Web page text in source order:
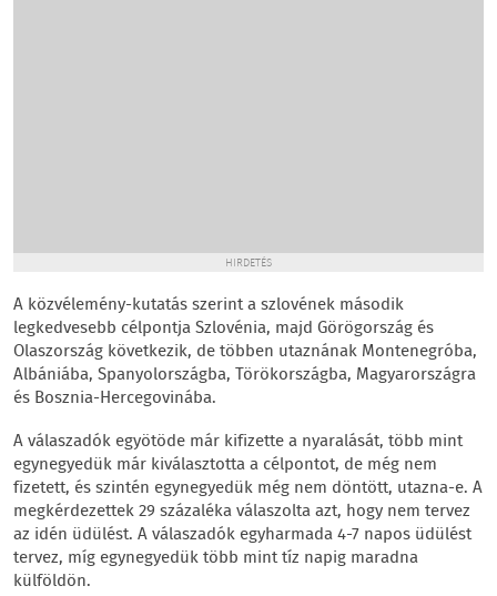
HIRDETÉS
A közvélemény-kutatás szerint a szlovének második
legkedvesebb célpontja Szlovénia, majd Görögország és
Olaszország következik, de többen utaznának Montenegróba,
Albániába, Spanyolországba, Törökországba, Magyarországra
és Bosznia-Hercegovinába.
A válaszadók egyötöde már kifizette a nyaralását, több mint
egynegyedük már kiválasztotta a célpontot, de még nem
fizetett, és szintén egynegyedük még nem döntött, utazna-e. A
megkérdezettek 29 százaléka válaszolta azt, hogy nem tervez
az idén üdülést. A válaszadók egyharmada 4-7 napos üdülést
tervez, míg egynegyedük több mint tíz napig maradna
külföldön.